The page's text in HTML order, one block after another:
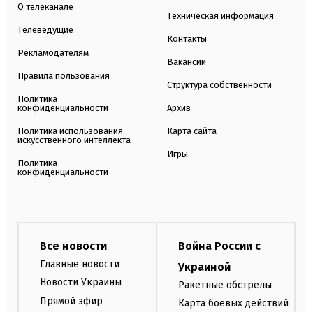
О телеканале
Телеведущие
Рекламодателям
Правила пользования
Политика
конфиденциальности
Политика использования
искусственного интеллекта
Политика
конфиденциальности
Техническая информация
Контакты
Вакансии
Структура собственности
Архив
Карта сайта
Игры
Все новости
Главные новости
Новости Украины
Прямой эфир
Война России с
Украиной
Ракетные обстрелы
Карта боевых действий